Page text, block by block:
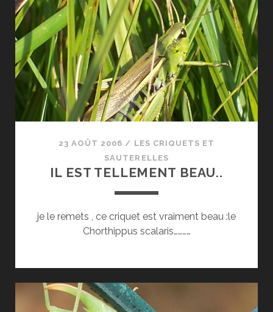
NON
?
23 AOÛT 2006 / LES CRIQUETS ET
SAUTERELLES
IL EST TELLEMENT BEAU..
je le remets , ce criquet est vraiment beau :le
Chorthippus scalaris…………